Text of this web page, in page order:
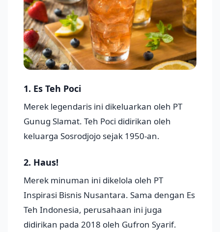
1. Es Teh Poci
Merek legendaris ini dikeluarkan oleh PT
Gunug Slamat. Teh Poci didirikan oleh
keluarga Sosrodjojo sejak 1950-an.
2. Haus!
Merek minuman ini dikelola oleh PT
Inspirasi Bisnis Nusantara. Sama dengan Es
Teh Indonesia, perusahaan ini juga
didirikan pada 2018 oleh Gufron Syarif.